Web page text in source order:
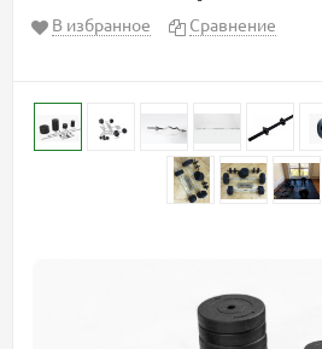
В избранное Сравнение